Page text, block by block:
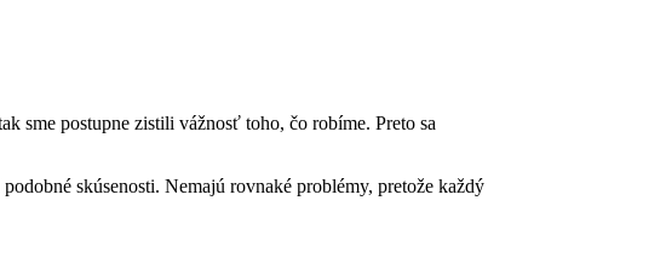
sme postupne zistili vážnosť toho, čo robíme. Preto sa
skúsenosti. Nemajú rovnaké problémy, pretože každý